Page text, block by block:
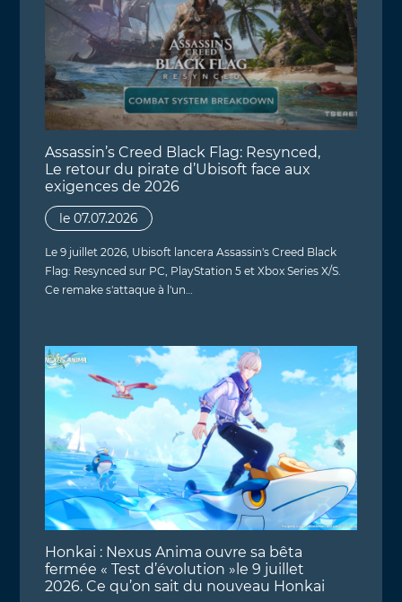
Assassin’s Creed Black Flag: Resynced,
Le retour du pirate d’Ubisoft face aux
exigences de 2026
le 07.07.2026
Le 9 juillet 2026, Ubisoft lancera Assassin's Creed Black
Flag: Resynced sur PC, PlayStation 5 et Xbox Series X/S.
Ce remake s'attaque à l'un…
Honkai : Nexus Anima ouvre sa bêta
fermée « Test d’évolution »le 9 juillet
2026. Ce qu’on sait du nouveau Honkai